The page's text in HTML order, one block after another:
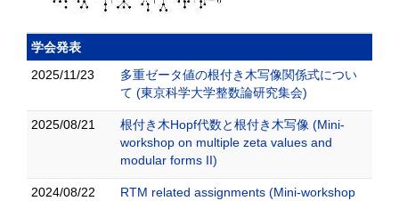
学会発表
2025/11/23
多重ゼータ値の根付き木写像関係式につい
て (東京科学大学整数論研究集会)
2025/08/21
根付き木Hopf代数と根付き木写像 (Mini-
workshop on multiple zeta values and
modular forms II)
2024/08/22
RTM related assignments (Mini-workshop